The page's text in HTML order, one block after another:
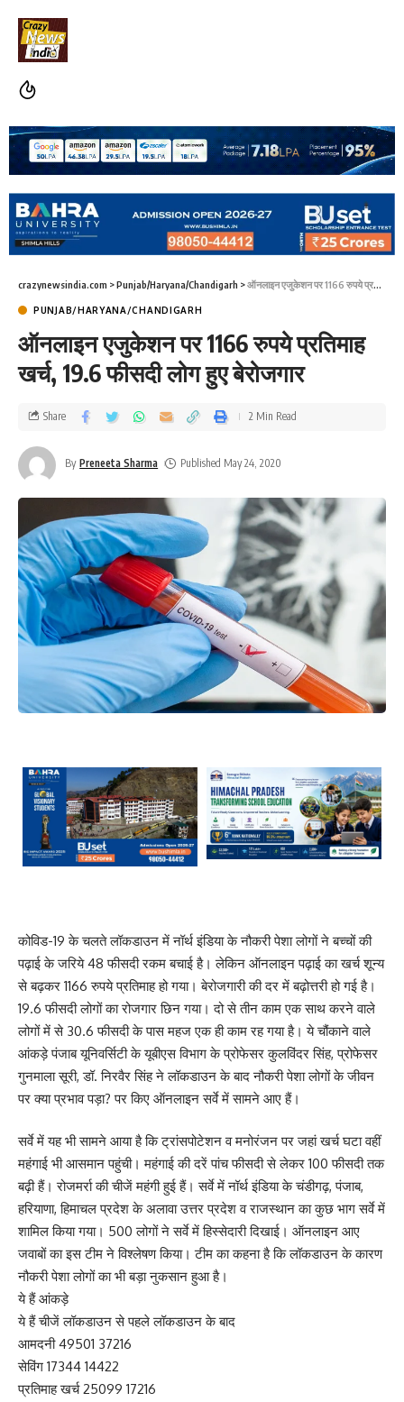
crazynewsindia.com >Punjab/Haryana/Chandigarh >ऑनलाइन एजुकेशन पर 1166 रुपये प्रतिमाह खर्च, 19.6 फीसदी लोग हुए बेरोजगार
PUNJAB/HARYANA/CHANDIGARH
ऑनलाइन एजुकेशन पर 1166 रुपये प्रतिमाह
खर्च, 19.6 फीसदी लोग हुए बेरोजगार
By Preneeta Sharma Published May 24, 2020
Share 2 Min Read
कोविड-19 के चलते लॉकडाउन में नॉर्थ इंडिया के नौकरी पेशा लोगों ने बच्चों की
पढ़ाई के जरिये 48 फीसदी रकम बचाई है। लेकिन ऑनलाइन पढ़ाई का खर्च शून्य
से बढ़कर 1166 रुपये प्रतिमाह हो गया। बेरोजगारी की दर में बढ़ोत्तरी हो गई है।
19.6 फीसदी लोगों का रोजगार छिन गया। दो से तीन काम एक साथ करने वाले
लोगों में से 30.6 फीसदी के पास महज एक ही काम रह गया है। ये चौंकाने वाले
आंकड़े पंजाब यूनिवर्सिटी के यूबीएस विभाग के प्रोफेसर कुलविंदर सिंह, प्रोफेसर
गुनमाला सूरी, डॉ. निरवैर सिंह ने लॉकडाउन के बाद नौकरी पेशा लोगों के जीवन
पर क्या प्रभाव पड़ा? पर किए ऑनलाइन सर्वे में सामने आए हैं।
सर्वे में यह भी सामने आया है कि ट्रांसपोटेशन व मनोरंजन पर जहां खर्च घटा वहीं
महंगाई भी आसमान पहुंची। महंगाई की दरें पांच फीसदी से लेकर 100 फीसदी तक
बढ़ी हैं। रोजमर्रा की चीजें महंगी हुई हैं। सर्वे में नॉर्थ इंडिया के चंडीगढ़, पंजाब,
हरियाणा, हिमाचल प्रदेश के अलावा उत्तर प्रदेश व राजस्थान का कुछ भाग सर्वे में
शामिल किया गया। 500 लोगों ने सर्वे में हिस्सेदारी दिखाई। ऑनलाइन आए
जवाबों का इस टीम ने विश्लेषण किया। टीम का कहना है कि लॉकडाउन के कारण
नौकरी पेशा लोगों का भी बड़ा नुकसान हुआ है।
ये हैं आंकड़े
ये हैं चीजें लॉकडाउन से पहले लॉकडाउन के बाद
आमदनी 49501 37216
सेविंग 17344 14422
प्रतिमाह खर्च 25099 17216